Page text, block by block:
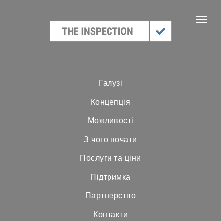
Галузі
Концепція
Можливості
З чого почати
Послуги та ціни
Підтримка
Партнерство
Контакти